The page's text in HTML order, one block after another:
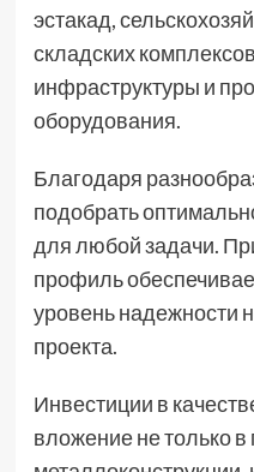
эстакад,
складских
инфраструктуры и
оборудования.
Благодаря
подобрать
для любой задачи.
профиль
уровень надежности
проекта.
Инвестиции в
вложение не только в